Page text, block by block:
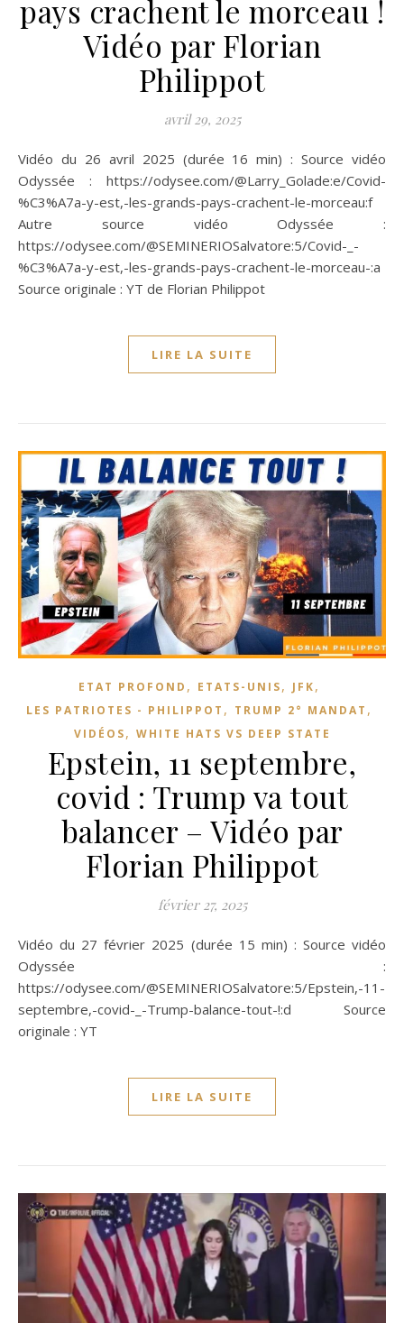
pays crachent le morceau !
Vidéo par Florian
Philippot
avril 29, 2025
Vidéo du 26 avril 2025 (durée 16 min) : Source vidéo
Odyssée : https://odysee.com/@Larry_Golade:e/Covid-
%C3%A7a-y-est,-les-grands-pays-crachent-le-morceau:f
Autre source vidéo Odyssée :
https://odysee.com/@SEMINERIOSalvatore:5/Covid-_-
%C3%A7a-y-est,-les-grands-pays-crachent-le-morceau-:a
Source originale : YT de Florian Philippot
LIRE LA SUITE
ETAT PROFOND , ETATS-UNIS, JFK,
LES PATRIOTES - PHILIPPOT , TRUMP 2° MANDAT ,
VIDÉOS, WHITE HATS VS DEEP STATE
Epstein, 11 septembre,
covid : Trump va tout
balancer – Vidéo par
Florian Philippot
février 27, 2025
Vidéo du 27 février 2025 (durée 15 min) : Source vidéo
Odyssée :
https://odysee.com/@SEMINERIOSalvatore:5/Epstein,-11-
septembre,-covid-_-Trump-balance-tout-!:d Source
originale : YT
LIRE LA SUITE